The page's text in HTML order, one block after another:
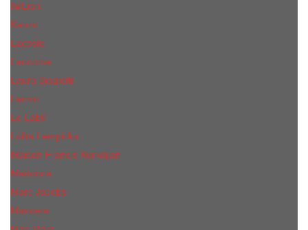
КиLian
Kenzo
Lacoste
Lancome
Laura Biagiotti
Lanvin
Lе Lab0
Lolita Lempicka
Maison Francis Kurkdjian
Madonna
Marc Jacobs
Mancera